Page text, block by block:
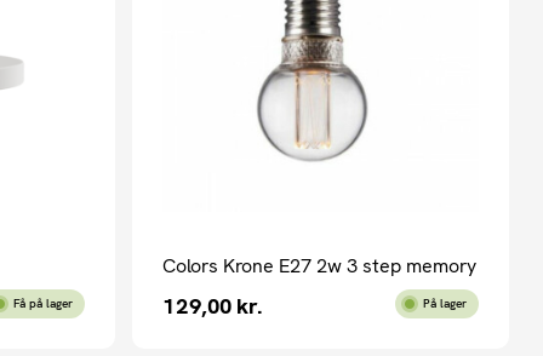
Få på lager
Colors Krone E27 2w 3 step memory
129,00 kr. På lager